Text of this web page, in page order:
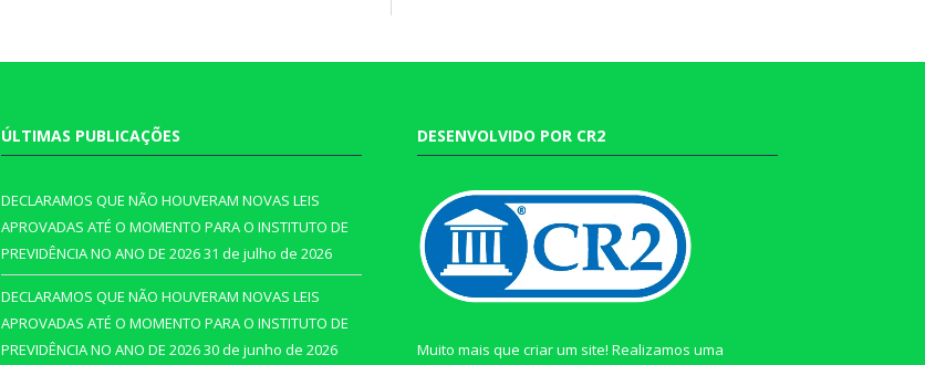
ÚLTIMAS PUBLICAÇÕES
DECLARAMOS QUE NÃO HOUVERAM NOVAS LEIS
APROVADAS ATÉ O MOMENTO PARA O INSTITUTO DE
PREVIDÊNCIA NO ANO DE 202631 de julho de 2026
DECLARAMOS QUE NÃO HOUVERAM NOVAS LEIS
APROVADAS ATÉ O MOMENTO PARA O INSTITUTO DE
PREVIDÊNCIA NO ANO DE 202630 de junho de 2026
DESENVOLVIDO POR CR2
Muito mais que criar um site! Realizamos uma